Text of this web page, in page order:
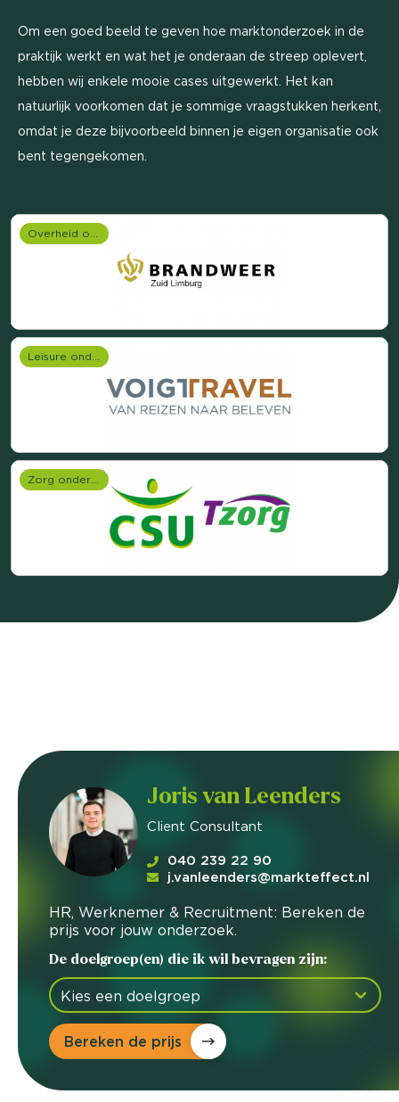
Om een goed beeld te geven hoe marktonderzoek in de
praktijk werkt en wat het je onderaan de streep oplevert,
hebben wij enkele mooie cases uitgewerkt. Het kan
natuurlijk voorkomen dat je sommige vraagstukken herkent,
omdat je deze bijvoorbeeld binnen je eigen organisatie ook
bent tegengekomen.
Overheid onderzoek
Leisure onderzoek
Zorg onderzoek
Joris van Leenders
Client Consultant
040 239 22 90
j.vanleenders@markteffect.nl
HR, Werknemer & Recruitment: Bereken de
prijs voor jouw onderzoek.
De doelgroep(en) die ik wil bevragen zijn:
Bereken de prijs